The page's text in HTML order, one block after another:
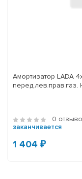
Амортизатор LADA
перед.лев.прав.газ.
0
заканчивается
1 404 ₽